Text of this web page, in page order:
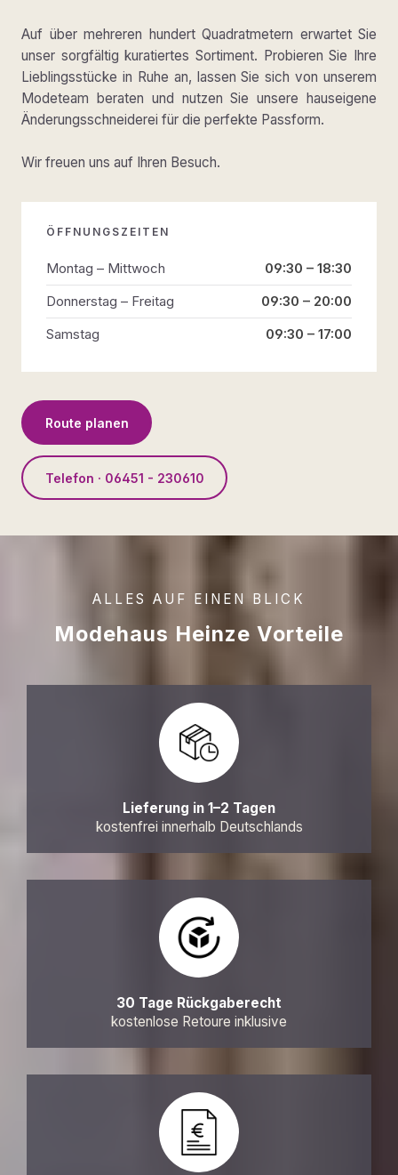
Auf über mehreren hundert Quadratmetern erwartet Sie
unser sorgfältig kuratiertes Sortiment. Probieren Sie Ihre
Lieblingsstücke in Ruhe an, lassen Sie sich von unserem
Modeteam beraten und nutzen Sie unsere hauseigene
Änderungsschneiderei für die perfekte Passform.
Wir freuen uns auf Ihren Besuch.
ÖFFNUNGSZEITEN
Montag – Mittwoch
09:30 – 18:30
Donnerstag – Freitag
09:30 – 20:00
Samstag
09:30 – 17:00
Route planen
Telefon · 06451 - 230610
ALLES AUF EINEN BLICK
Modehaus Heinze Vorteile
Lieferung in 1–2 Tagen
kostenfrei innerhalb Deutschlands
30 Tage Rückgaberecht
kostenlose Retoure inklusive